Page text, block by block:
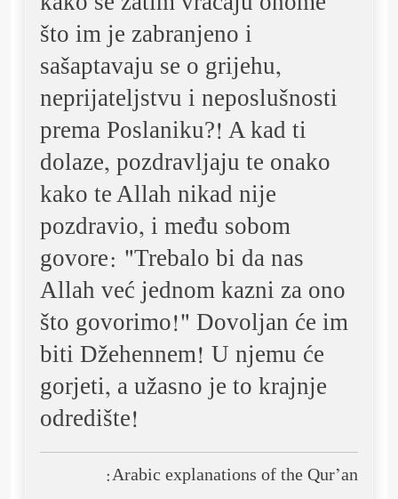
što im je zabranjeno i
sašaptavaju se o grijehu,
neprijateljstvu i neposlušnosti
prema Poslaniku?! A kad ti
dolaze, pozdravljaju te onako
kako te Allah nikad nije
pozdravio, i među sobom
govore: "Trebalo bi da nas
Allah već jednom kazni za ono
što govorimo!" Dovoljan će im
biti Džehennem! U njemu će
gorjeti, a užasno je to krajnje
odredište!
Arabic explanations of the Qur’an: